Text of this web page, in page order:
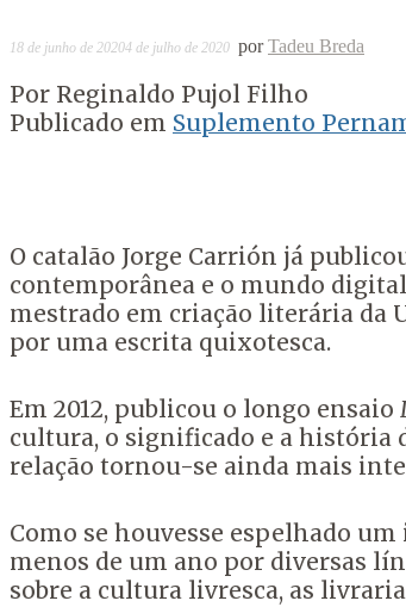
18 de junho de 20204 de julho de 2020 porTadeu Breda
Por Reginaldo Pujol Filho
Publicado em Suplemento
O catalão Jorge Carrión já
contemporânea e o mundo
mestrado em criação literária da
por uma escrita quixotesca.
Em 2012, publicou o longo ensaio
cultura, o significado e a história
relação tornou-se ainda mais
Como se houvesse espelhado
menos de um ano por diversas
sobre a cultura livresca, as